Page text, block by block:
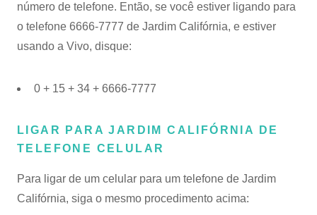
número de telefone. Então, se você estiver ligando para
o telefone 6666-7777 de Jardim Califórnia, e estiver
usando a Vivo, disque:
0 + 15 + 34 + 6666-7777
LIGAR PARA JARDIM CALIFÓRNIA DE
TELEFONE CELULAR
Para ligar de um celular para um telefone de Jardim
Califórnia, siga o mesmo procedimento acima: